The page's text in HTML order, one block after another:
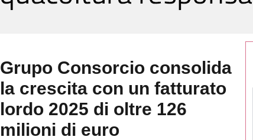
Grupo Consorcio consolida
la crescita con un fatturato
lordo 2025 di oltre 126
milioni di euro